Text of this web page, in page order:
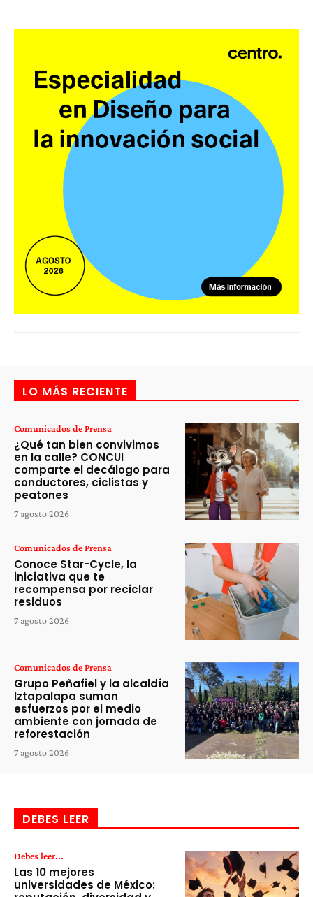
LO MÁS RECIENTE
Comunicados de Prensa
¿Qué tan bien convivimos
en la calle? CONCUI
comparte el decálogo para
conductores, ciclistas y
peatones
7 agosto 2026
Comunicados de Prensa
Conoce Star-Cycle, la
iniciativa que te
recompensa por reciclar
residuos
7 agosto 2026
Comunicados de Prensa
Grupo Peñafiel y la alcaldía
Iztapalapa suman
esfuerzos por el medio
ambiente con jornada de
reforestación
7 agosto 2026
DEBES LEER
Debes leer...
Las 10 mejores
universidades de México: